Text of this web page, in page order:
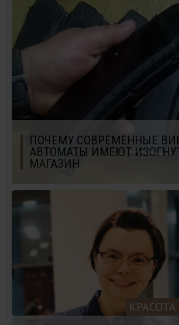
ПОЧЕМУ СОВРЕМЕННЫЕ
АВТОМАТЫ ИМЕЮТ
МАГАЗИН